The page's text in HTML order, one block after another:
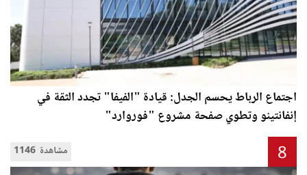
اجتماع الرباط يحسم الجدل: قيادة "الفيفا" تجدد الثقة في
إنفانتينو وتطوي صفحة مشروع "فوروارد"
1146 مشاهدة 8